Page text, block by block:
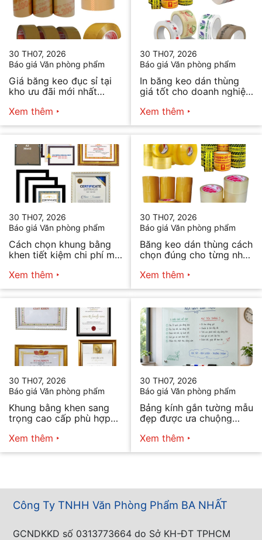
30 TH07, 2026
Báo giá Văn phòng phẩm
Giá băng keo đục sỉ tại
kho ưu đãi mới nhất
Xem thêm
30 TH07, 2026
Báo giá Văn phòng phẩm
In băng keo dán thùng
giá tốt cho doanh nghiệp
Xem thêm
30 TH07, 2026
Báo giá Văn phòng phẩm
Cách chọn khung bằng
khen tiết kiệm chi phí mà
Xem thêm
30 TH07, 2026
Báo giá Văn phòng phẩm
Băng keo dán thùng cách
chọn đúng cho từng nhu
Xem thêm
30 TH07, 2026
Báo giá Văn phòng phẩm
Khung bằng khen sang
trọng cao cấp phù hợp
Xem thêm
30 TH07, 2026
Báo giá Văn phòng phẩm
Bảng kính gắn tường mẫu
đẹp được ưa chuộng
Xem thêm
Công Ty TNHH Văn Phòng Phẩm BA NHẤT
GCNDKKD số 0313773664 do Sở KH-ĐT TPHCM